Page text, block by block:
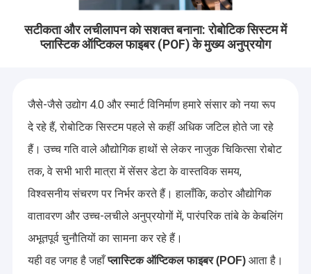
सटीकता और लचीलापन को सशक्त बनाना: रोबोटिक सिस्टम में
प्लास्टिक ऑप्टिकल फाइबर (POF) के मुख्य अनुप्रयोग
जैसे-जैसे उद्योग 4.0 और स्मार्ट विनिर्माण हमारे संसार को नया रूप
दे रहे हैं, रोबोटिक सिस्टम पहले से कहीं अधिक जटिल होते जा रहे
हैं। उच्च गति वाले औद्योगिक हाथों से लेकर नाजुक चिकित्सा रोबोट
तक, वे सभी भारी मात्रा में सेंसर डेटा के वास्तविक समय,
विश्वसनीय संचरण पर निर्भर करते हैं। हालाँकि, कठोर औद्योगिक
वातावरण और उच्च-लचीले अनुप्रयोगों में, पारंपरिक तांबे के केबलिंग
अभूतपूर्व चुनौतियों का सामना कर रहे हैं।
यही वह जगह है जहाँप्लास्टिक ऑप्टिकल फाइबर (POF)आता है।